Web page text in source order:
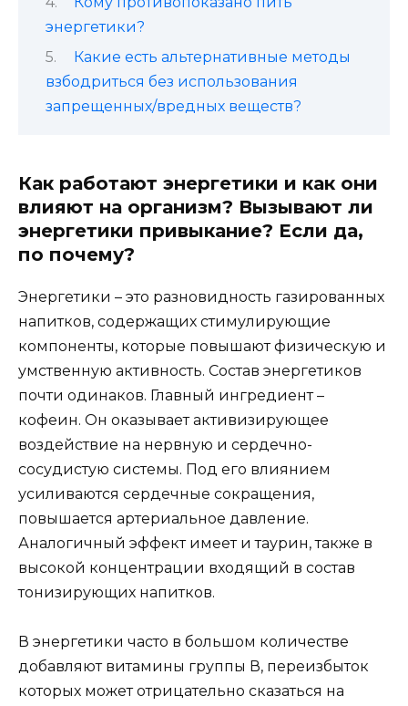
энергетики?
Какие есть альтернативные методы
взбодриться без использования
запрещенных/вредных веществ?
Как работают энергетики и как они
влияют на организм? Вызывают ли
энергетики привыкание? Если да,
по почему?
Энергетики – это разновидность газированных
напитков, содержащих стимулирующие
компоненты, которые повышают физическую и
умственную активность. Состав энергетиков
почти одинаков. Главный ингредиент –
кофеин. Он оказывает активизирующее
воздействие на нервную и сердечно-
сосудистую системы. Под его влиянием
усиливаются сердечные сокращения,
повышается артериальное давление.
Аналогичный эффект имеет и таурин, также в
высокой концентрации входящий в состав
тонизирующих напитков.
В энергетики часто в большом количестве
добавляют витамины группы В, переизбыток
которых может отрицательно сказаться на